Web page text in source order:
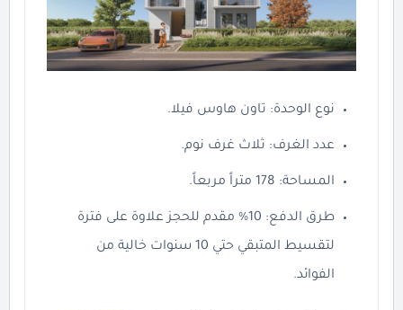
نوع الوحدة: تاون هاوس فيلا.
عدد الغرف: ثلاث غرف نوم.
المساحة: 178 متراً مربعاً.
طرق الدفع: 10% مقدم للحجز علاوة على فترة
لتقسيط المتبقي حتي 10 سنوات خالية من
الفوائد.